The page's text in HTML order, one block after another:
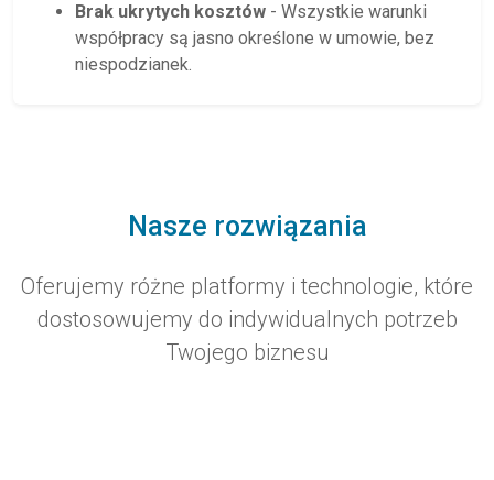
Brak ukrytych kosztów - Wszystkie warunki
współpracy są jasno określone w umowie, bez
niespodzianek.
Nasze rozwiązania
Oferujemy różne platformy i technologie, które
dostosowujemy do indywidualnych potrzeb
Twojego biznesu